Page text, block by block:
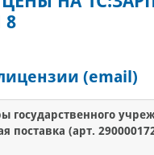
8
(email)
государственного
поставка (арт.